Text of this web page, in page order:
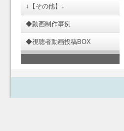
↓【その他】↓
◆動画制作事例
◆視聴者動画投稿BOX